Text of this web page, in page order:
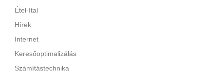
Étel-Ital
Hírek
Internet
Keresőoptimalizálás
Számítástechnika